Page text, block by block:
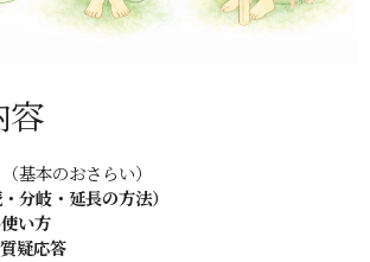
容
（基本のおさらい）
分岐・延長の方法）
い方
疑応答